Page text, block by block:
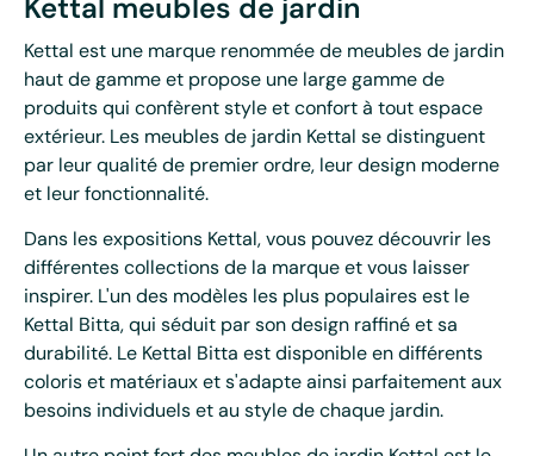
Kettal est une marque renommée de meubles de jardin
haut de gamme et propose une large gamme de
produits qui confèrent style et confort à tout espace
extérieur. Les meubles de jardin Kettal se distinguent
par leur qualité de premier ordre, leur design moderne
et leur fonctionnalité.
Dans les expositions Kettal, vous pouvez découvrir les
différentes collections de la marque et vous laisser
inspirer. L'un des modèles les plus populaires est le
Kettal Bitta, qui séduit par son design raffiné et sa
durabilité. Le Kettal Bitta est disponible en différents
coloris et matériaux et s'adapte ainsi parfaitement aux
besoins individuels et au style de chaque jardin.